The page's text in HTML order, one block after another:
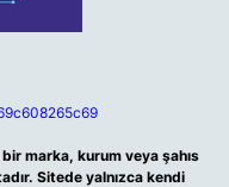
marka, kurum veya şahıs
Sitede yalnızca kendi